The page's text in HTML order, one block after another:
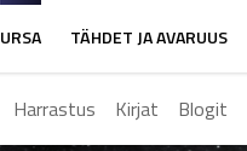
URSA TÄHDET JA AVARUUS
Harrastus Kirjat Blogit